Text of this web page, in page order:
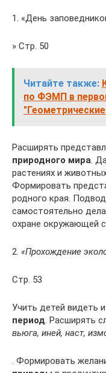
1. «День
» Стр. 50
Читайте также:
по ФЭМП в
Расширять
природного мира.
растениях и
Формировать
родного края.
самостоятельно
охране окружающей
2. «Прохождение
Стр. 53
Учить детей видеть
период. Расширять
вьюга, иней, наст,
. Формировать